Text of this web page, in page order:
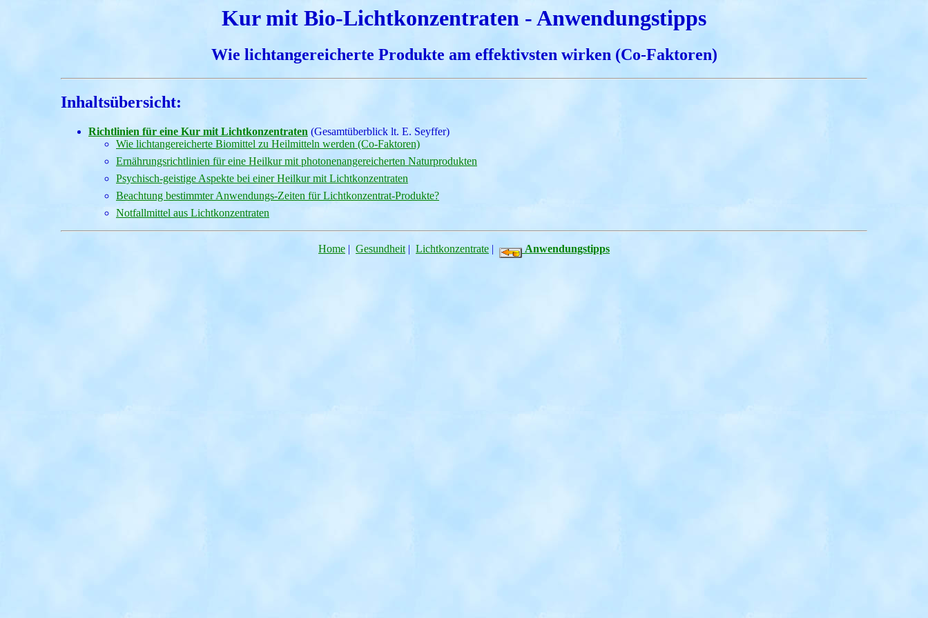
Kur mit Bio-Lichtkonzentraten - Anwendungstipps
Wie lichtangereicherte Produkte am effektivsten wirken (Co-Faktoren)
Inhaltsübersicht:
Richtlinien für eine Kur mit Lichtkonzentraten (Gesamtüberblick lt. E. Seyffer)
Wie lichtangereicherte Biomittel zu Heilmitteln werden (Co-Faktoren)
Ernährungsrichtlinien für eine Heilkur mit photonenangereicherten Naturprodukten
Psychisch-geistige Aspekte bei einer Heilkur mit Lichtkonzentraten
Beachtung bestimmter Anwendungs-Zeiten für Lichtkonzentrat-Produkte?
Notfallmittel aus Lichtkonzentraten
Home | Gesundheit | Lichtkonzentrate | Anwendungstipps